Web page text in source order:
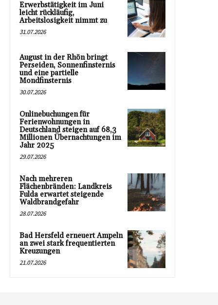
Erwerbstätigkeit im Juni
leicht rückläufig,
Arbeitslosigkeit nimmt zu
31.07.2026
August in der Rhön bringt
Perseiden, Sonnenfinsternis
und eine partielle
Mondfinsternis
30.07.2026
Onlinebuchungen für
Ferienwohnungen in
Deutschland steigen auf 68,3
Millionen Übernachtungen im
Jahr 2025
29.07.2026
Nach mehreren
Flächenbränden: Landkreis
Fulda erwartet steigende
Waldbrandgefahr
28.07.2026
Bad Hersfeld erneuert Ampeln
an zwei stark frequentierten
Kreuzungen
21.07.2026